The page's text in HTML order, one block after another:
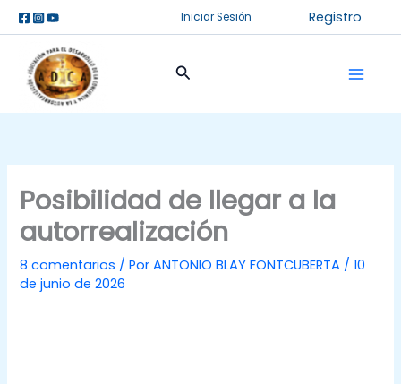
al
contenido
Iniciar Sesión Registro
Buscar
Posibilidad de llegar a la
autorrealización
8 comentarios / PorANTONIO BLAY FONTCUBERTA /10
de junio de 2026